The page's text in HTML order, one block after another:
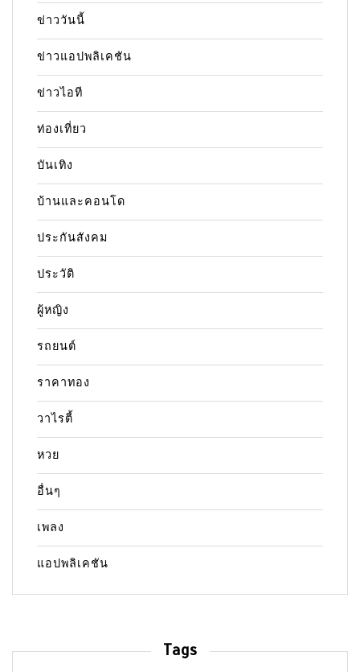
ข่าววันนี้
ข่าวแอปพลิเคชัน
ข่าวไอที
ท่องเที่ยว
บันเทิง
บ้านและคอนโด
ประกันสังคม
ประวัติ
ผู้หญิง
รถยนต์
ราคาทอง
วาไรตี้
หวย
อื่นๆ
เพลง
แอปพลิเคชัน
Tags